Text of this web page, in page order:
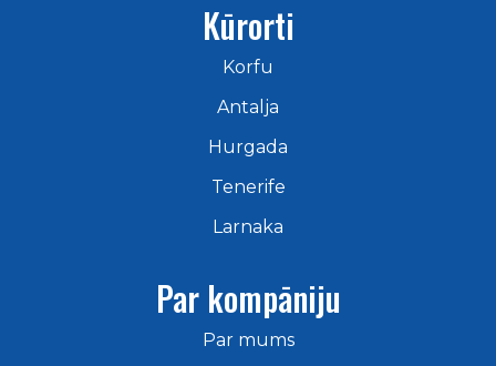
Kūrorti
Korfu
Antalja
Hurgada
Tenerife
Larnaka
Par kompāniju
Par mums